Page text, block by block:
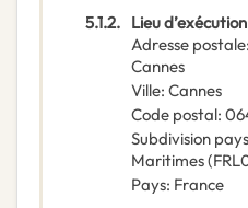
5.1.2. Lieu d’exécution
Adresse postale:
Cannes
Ville: Cannes
Code postal:
Subdivision
Maritimes(
Pays: France